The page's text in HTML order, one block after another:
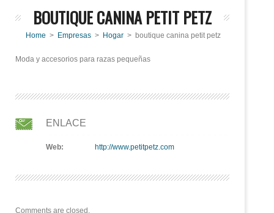
BOUTIQUE CANINA PETIT PETZ
Home > Empresas > Hogar > boutique canina petit petz
Moda y accesorios para razas pequeñas
ENLACE
Web: http://www.petitpetz.com
Comments are closed.